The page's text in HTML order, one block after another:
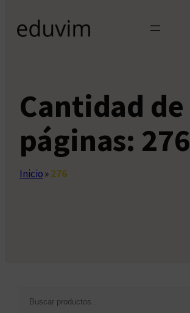
Cantidad de
páginas: 276
Inicio»276